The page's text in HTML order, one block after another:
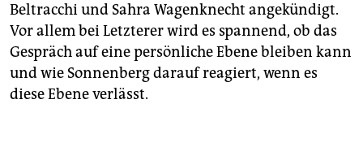
Beltracchi und Sahra Wagenknecht angekündigt.
Vor allem bei Letzterer wird es spannend, ob das
Gespräch auf eine persönliche Ebene bleiben kann
und wie Sonnenberg darauf reagiert, wenn es
diese Ebene verlässt.